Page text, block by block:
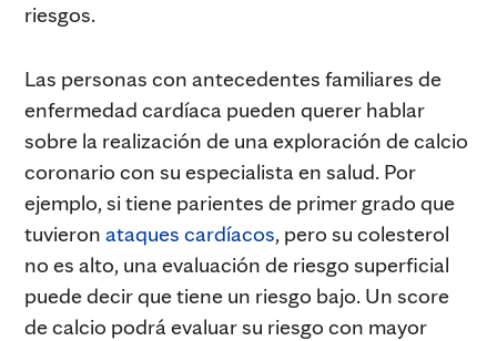
riesgos.
Las personas con antecedentes familiares de
enfermedad cardíaca pueden querer hablar
sobre la realización de una exploración de calcio
coronario con su especialista en salud. Por
ejemplo, si tiene parientes de primer grado que
tuvieron ataques cardíacos, pero su colesterol
no es alto, una evaluación de riesgo superficial
puede decir que tiene un riesgo bajo. Un score
de calcio podrá evaluar su riesgo con mayor